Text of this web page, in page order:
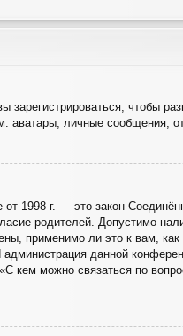
зарегистрироваться, чтобы
аватары, личные сообщения,
1998 г. — это закон
родителей. Допустимо
применимо ли это к вам,
данной
кем можно связаться по